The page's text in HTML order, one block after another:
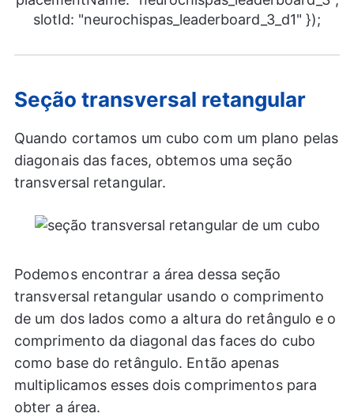
slotId: "neurochispas_leaderboard_3_d1" });
Seção transversal retangular
Quando cortamos um cubo com um plano pelas
diagonais das faces, obtemos uma seção
transversal retangular.
Podemos encontrar a área dessa seção
transversal retangular usando o comprimento
de um dos lados como a altura do retângulo e o
comprimento da diagonal das faces do cubo
como base do retângulo. Então apenas
multiplicamos esses dois comprimentos para
obter a área.